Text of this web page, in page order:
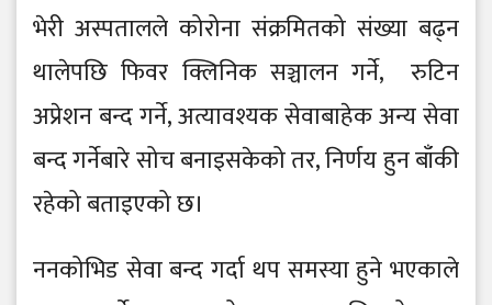
भेरी अस्पतालले कोरोना संक्रमितको संख्या बढ्न
थालेपछि फिवर क्लिनिक सञ्चालन गर्ने, रुटिन
अप्रेशन बन्द गर्ने, अत्यावश्यक सेवाबाहेक अन्य सेवा
बन्द गर्नेबारे सोच बनाइसकेको तर, निर्णय हुन बाँकी
रहेको बताइएको छ।
ननकोभिड सेवा बन्द गर्दा थप समस्या हुने भएकाले